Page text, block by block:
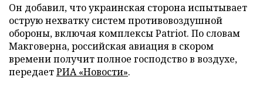
Он добавил, что украинская сторона испытывает
острую нехватку систем противовоздушной
обороны, включая комплексы Patriot. По словам
Макговерна, российская авиация в скором
времени получит полное господство в воздухе,
передаетРИА «Новости».